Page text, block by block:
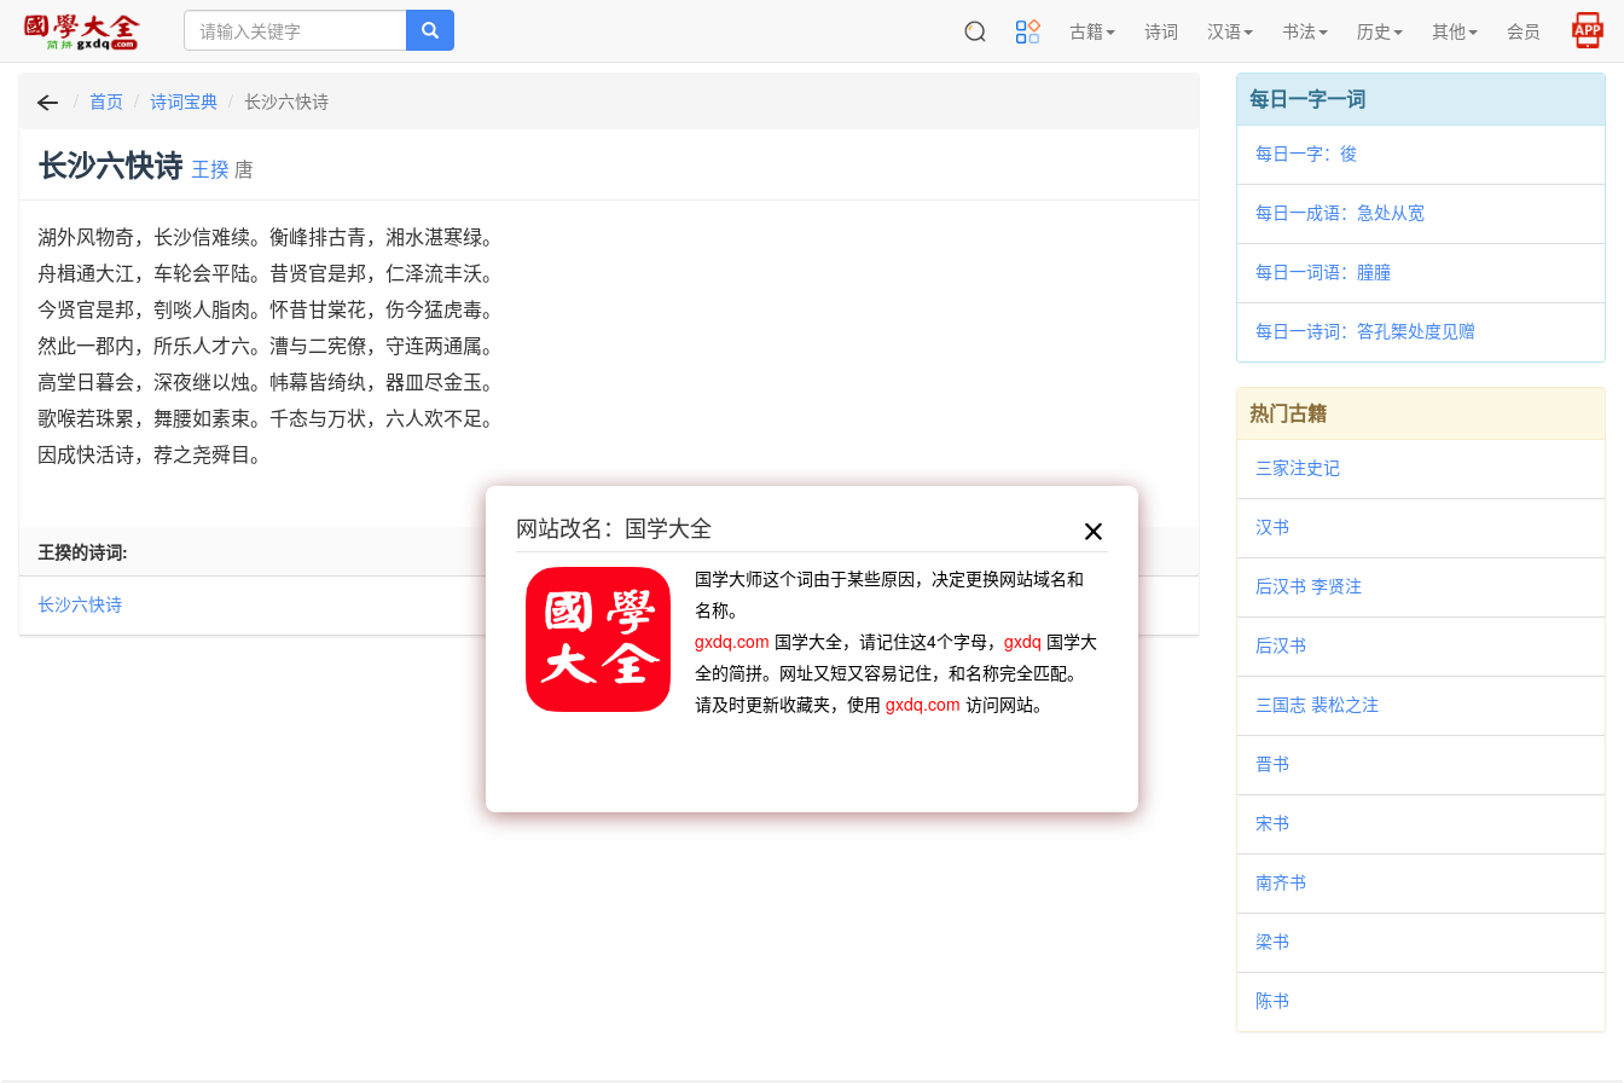
古籍 诗词 汉语 书法 历史 其他 会员
首页 诗词宝典 长沙六快诗
长沙六快诗 王揆 唐
湖外风物奇，长沙信难续。衡峰排古青，湘水湛寒绿。
舟楫通大江，车轮会平陆。昔贤官是邦，仁泽流丰沃。
今贤官是邦，刳啖人脂肉。怀昔甘棠花，伤今猛虎毒。
然此一郡内，所乐人才六。漕与二宪僚，守连两通属。
高堂日暮会，深夜继以烛。帏幕皆绮纨，器皿尽金玉。
歌喉若珠累，舞腰如素束。千态与万状，六人欢不足。
因成快活诗，荐之尧舜目。
王揆的诗词:
长沙六快诗 游黄山留题
每日一字一词
每日一字：𢓭
每日一成语：急处从宽
每日一词语：朣朣
每日一诗词：答孔榘处度见赠
热门古籍
三家注史记
汉书
后汉书 李贤注
后汉书
三国志 裴松之注
晋书
宋书
南齐书
梁书
陈书
网站改名：国学大全
国学大师这个词由于某些原因，决定更换网站域名和
名称。
gxdq.com 国学大全，请记住这4个字母， gxdq 国学大
全的简拼。网址又短又容易记住，和名称完全匹配。
请及时更新收藏夹，使用 gxdq.com 访问网站。